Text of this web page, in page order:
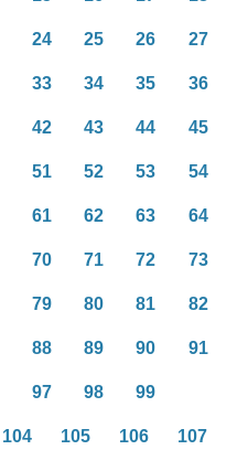
24 25 26 27
33 34 35 36
42 43 44 45
51 52 53 54
61 62 63 64
70 71 72 73
79 80 81 82
88 89 90 91
97 98 99
104 105 106 107